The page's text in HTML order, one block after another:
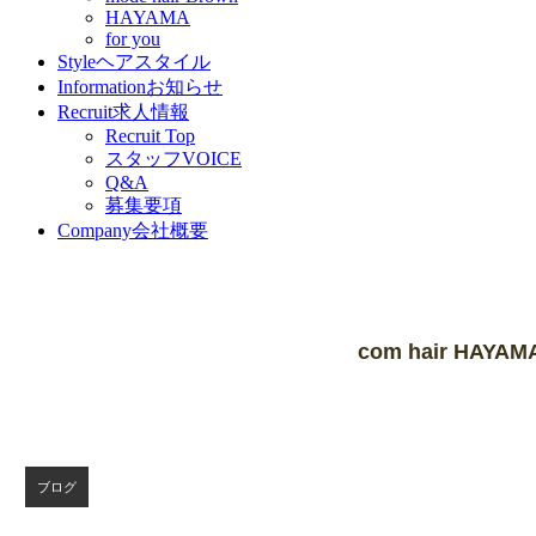
HAYAMA
for you
Styleヘアスタイル
Informationお知らせ
Recruit求人情報
Recruit Top
スタッフVOICE
Q&A
募集要項
Company会社概要
com hair
ブログ